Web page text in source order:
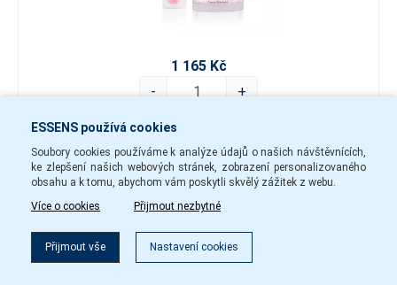
Filtr
1 165 Kč
-
+
setmhe13
Do košíku
MHE Beauty Boost Set
ESSENS používá cookies
Soubory cookies používáme k analýze údajů o našich návštěvnících,
ke zlepšení našich webových stránek, zobrazení personalizovaného
obsahu a k tomu, abychom vám poskytli skvělý zážitek z webu.
Více o cookies
Přijmout nezbytné
Přijmout vše Nastavení cookies